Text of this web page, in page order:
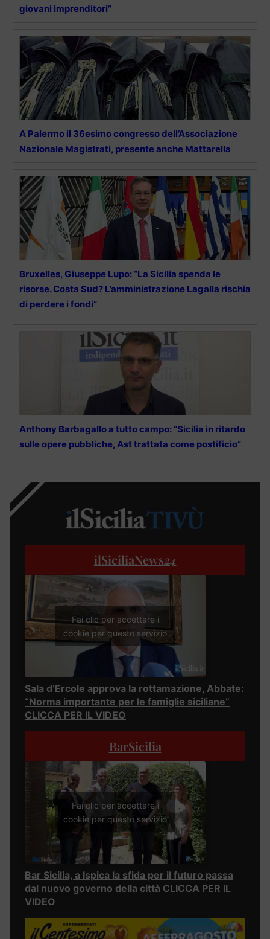
giovani imprenditori”
A Palermo il 36esimo congresso dell’Associazione
Nazionale Magistrati, presente anche Mattarella
Bruxelles, Giuseppe Lupo: “La Sicilia spenda le
risorse. Costa Sud? L’amministrazione Lagalla rischia
di perdere i fondi”
Anthony Barbagallo a tutto campo: “Sicilia in ritardo
sulle opere pubbliche, Ast trattata come postificio”
ilSiciliaNews24
Fai clic per accettare i
cookie per questo servizio
Sala d’Ercole approva la rottamazione, Abbate:
“Norma importante per le famiglie siciliane”
CLICCA PER IL VIDEO
BarSicilia
Fai clic per accettare i
cookie per questo servizio
Bar Sicilia, a Ispica la sfida per il futuro passa
dal nuovo governo della città CLICCA PER IL
VIDEO